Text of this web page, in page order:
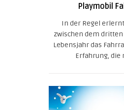
Playmobil
In der Regel
zwischen dem
Lebensjahr das
Erfahrung, die